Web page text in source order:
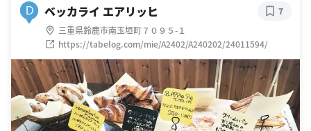
D ベッカライ エアリッヒ
三重県鈴鹿市南玉垣町７０９５-１
https://tabelog.com/mie/A2402/A240202/24011594/
7